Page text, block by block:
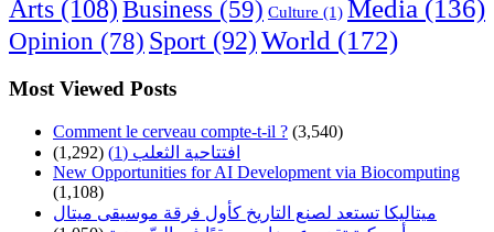
Arts (108) Business (59) Culture (1) Media (136)
Opinion (78) Sport (92)World (172)
Most Viewed Posts
Comment le cerveau compte-t-il ? (3,540)
افتتاحية الثعلب (1)
(1,292)
New Opportunities for AI Development via Biocomputing
(1,108)
ميتاليكا تستعد لصنع التاريخ كأول فرقة موسيقى ميتال